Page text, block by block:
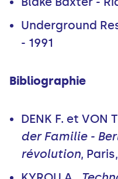
Underground
- 1991
Bibliographie
DENK F. et VON
der Familie -
révolution,